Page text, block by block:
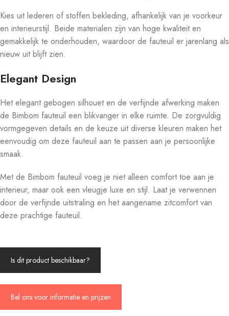
Kies uit lederen of stoffen bekleding, afhankelijk van je voorkeur
en interieurstijl. Beide materialen zijn van hoge kwaliteit en
gemakkelijk te onderhouden, waardoor de fauteuil er jarenlang als
nieuw uit blijft zien.
Elegant Design
Het elegant gebogen silhouet en de verfijnde afwerking maken
de Bimbom fauteuil een blikvanger in elke ruimte. De zorgvuldig
vormgegeven details en de keuze uit diverse kleuren maken het
eenvoudig om deze fauteuil aan te passen aan je persoonlijke
smaak.
Met de Bimbom fauteuil voeg je niet alleen comfort toe aan je
interieur, maar ook een vleugje luxe en stijl. Laat je verwennen
door de verfijnde uitstraling en het aangename zitcomfort van
deze prachtige fauteuil.
Is dit product beschikbaar?
Bel ons voor informatie en prijzen